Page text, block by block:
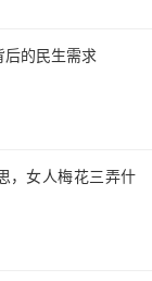
后的民生需求
，女人梅花三弄什